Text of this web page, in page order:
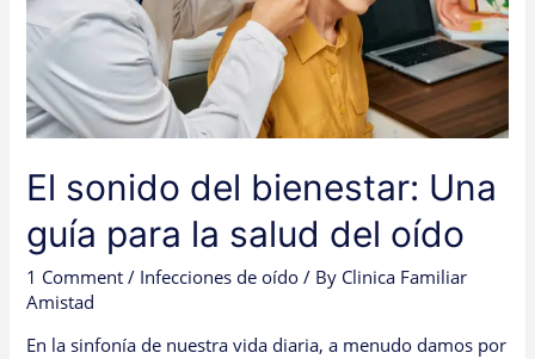
El sonido del bienestar: Una
guía para la salud del oído
1 Comment / Infecciones de oído / By Clinica Familiar
Amistad
En la sinfonía de nuestra vida diaria, a menudo damos por
la
salud
del
oído